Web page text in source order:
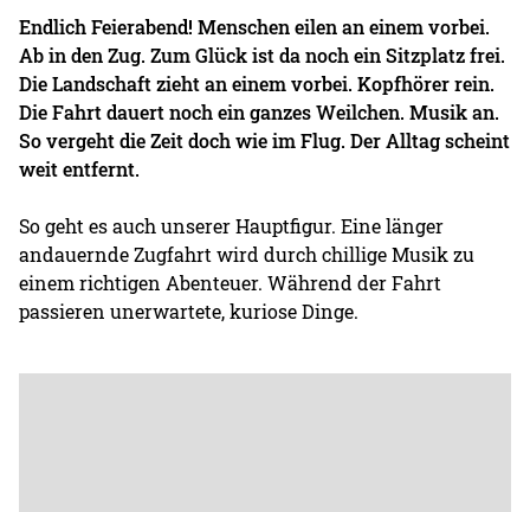
Endlich Feierabend! Menschen eilen an einem vorbei.
Ab in den Zug. Zum Glück ist da noch ein Sitzplatz frei.
Die Landschaft zieht an einem vorbei. Kopfhörer rein.
Die Fahrt dauert noch ein ganzes Weilchen. Musik an.
So vergeht die Zeit doch wie im Flug. Der Alltag scheint
weit entfernt.
So geht es auch unserer Hauptfigur. Eine länger
andauernde Zugfahrt wird durch chillige Musik zu
einem richtigen Abenteuer. Während der Fahrt
passieren unerwartete, kuriose Dinge.